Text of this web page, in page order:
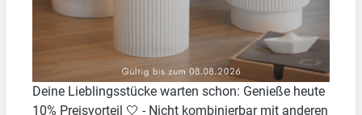
Deine Lieblingsstücke warten schon: Genieße heute
10% Preisvorteil 🤍 - Nicht kombinierbar mit anderen